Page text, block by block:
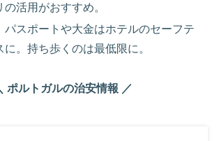
の活用がおすすめ。
パスポートや大金はホテルのセーフテ
に。持ち歩くのは最低限に。
ポルトガルの治安情報 ／